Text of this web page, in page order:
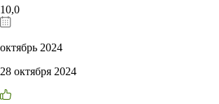
10,0
октябрь 2024
28 октября 2024